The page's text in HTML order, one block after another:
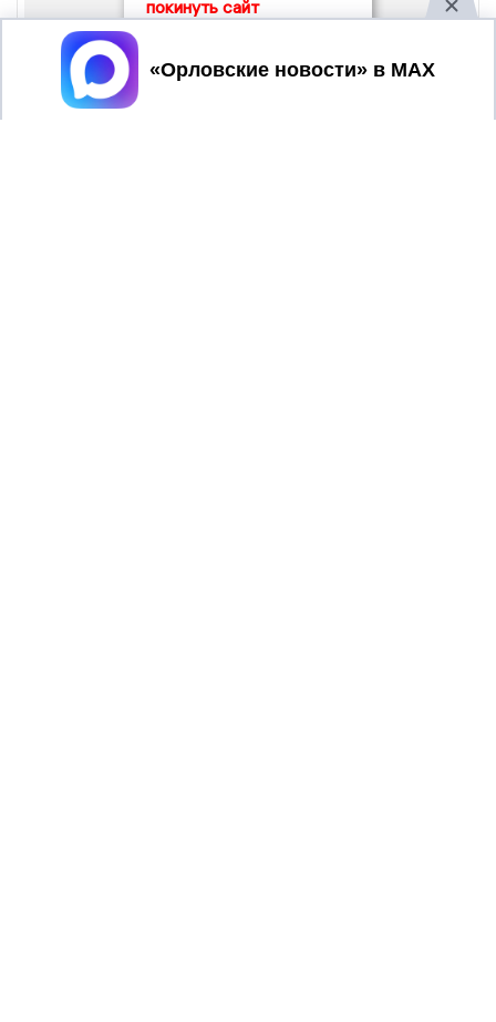
покинуть сайт
Принять